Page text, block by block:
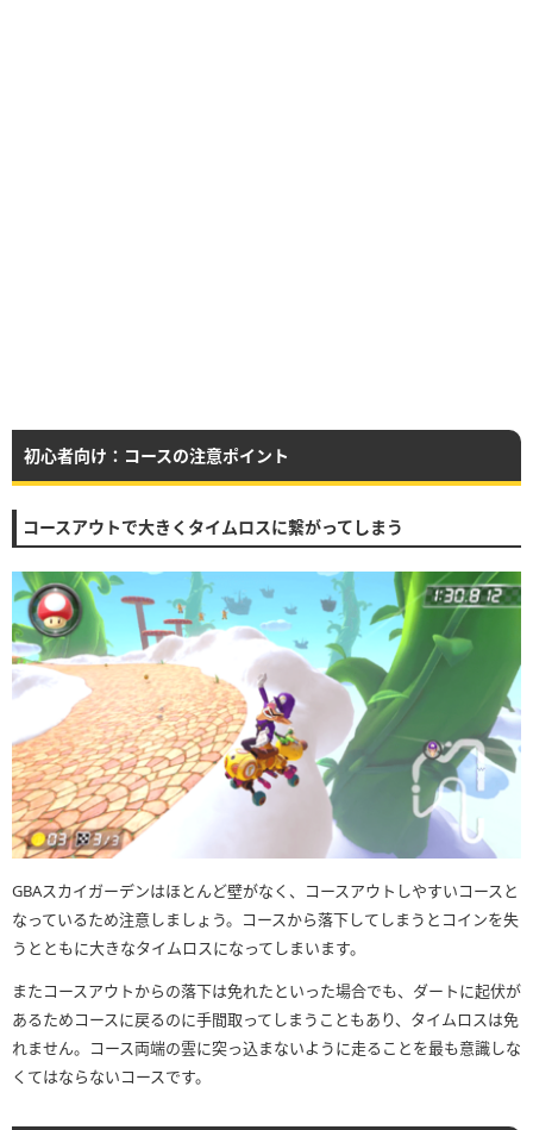
初心者向け：コースの注意ポイント
コースアウトで大きくタイムロスに繋がってしまう
GBAスカイガーデンはほとんど壁がなく、コースアウトしやすいコースと
なっているため注意しましょう。コースから落下してしまうとコインを失
うとともに大きなタイムロスになってしまいます。
またコースアウトからの落下は免れたといった場合でも、ダートに起伏が
あるためコースに戻るのに手間取ってしまうこともあり、タイムロスは免
れません。コース両端の雲に突っ込まないように走ることを最も意識しな
くてはならないコースです。